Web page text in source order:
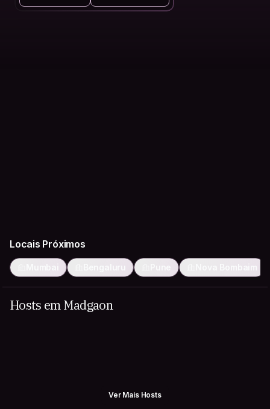
Locais Próximos
Mumbai Bengaluru Pune Nova Bombaim
Hosts em Madgaon
Ver Mais Hosts